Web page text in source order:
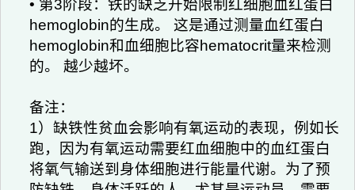
• 第3阶段：铁的缺乏开始限制红细胞血红蛋白
hemoglobin的生成。 这是通过测量血红蛋白
hemoglobin和血细胞比容hematocrit量来检测
的。 越少越坏。
备注：
1）缺铁性贫血会影响有氧运动的表现，例如长
跑，因为有氧运动需要红血细胞中的血红蛋白
将氧气输送到身体细胞进行能量代谢。为了预